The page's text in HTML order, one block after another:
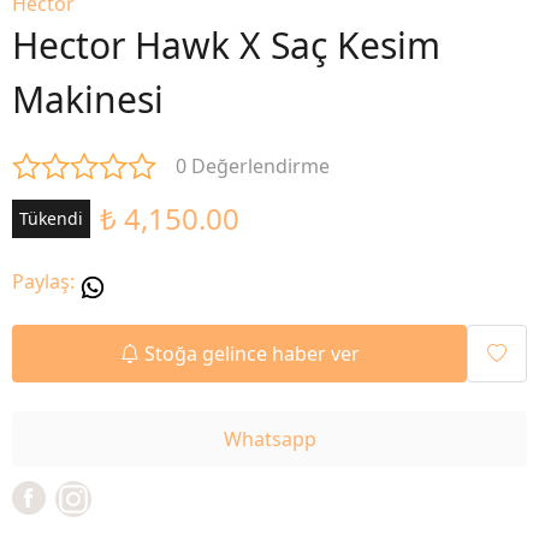
Hector Hawk X Saç Kesim
Makinesi
0 Değerlendirme
Tükendi ₺ 4,150.00
Paylaş:
Stoğa gelince haber ver
Whatsapp